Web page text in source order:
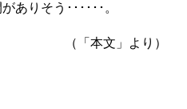
ありそう･･････。
文」より）